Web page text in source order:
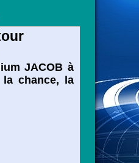
JACOB à
chance, la